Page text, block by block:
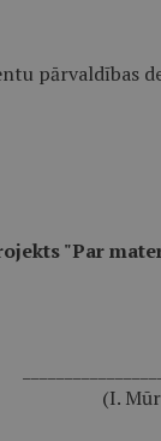
pārvaldības
"Par
(I.